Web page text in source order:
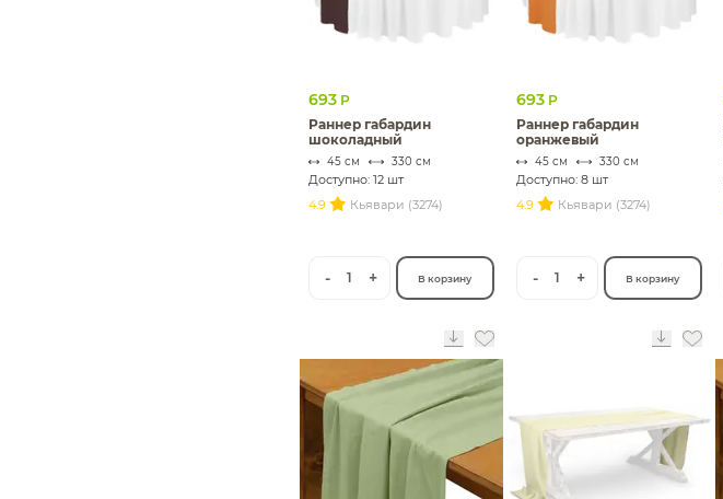
693 Р
Раннер габардин
шоколадный
45 см 330 см
Доступно: 12 шт
4.9
Кьявари (3274)
- 1 + В корзину
693 Р
Раннер габардин
оранжевый
45 см 330 см
Доступно: 8 шт
4.9
Кьявари (3274)
- 1 + В корзину